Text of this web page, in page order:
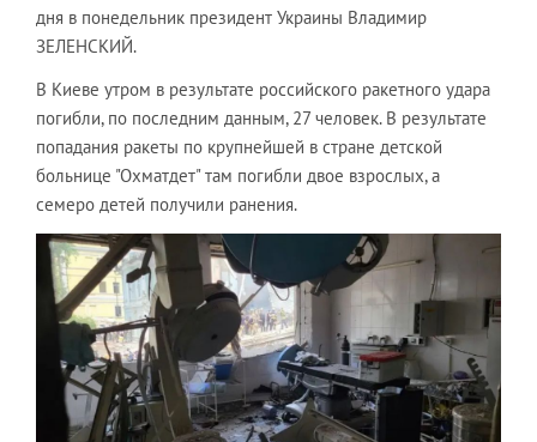
дня в понедельник президент Украины Владимир
ЗЕЛЕНСКИЙ.
В Киеве утром в результате российского ракетного удара
погибли, по последним данным, 27 человек. В результате
попадания ракеты по крупнейшей в стране детской
больнице "Охматдет" там погибли двое взрослых, а
семеро детей получили ранения.